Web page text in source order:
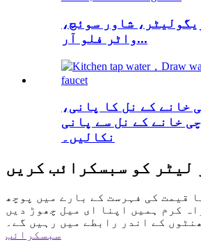
شاور سوئچ،
واٹر فلو آر...
خانے کے نل کا پانی،
خانے کے نل سے پانی
نکالیں۔
لیٹر کو سبسکرائب کریں
قیمت کی فہرست کے بارے میں پوچھ
کرم ہمیں اپنا ای میل چھوڑ دیں
سبسکرائب